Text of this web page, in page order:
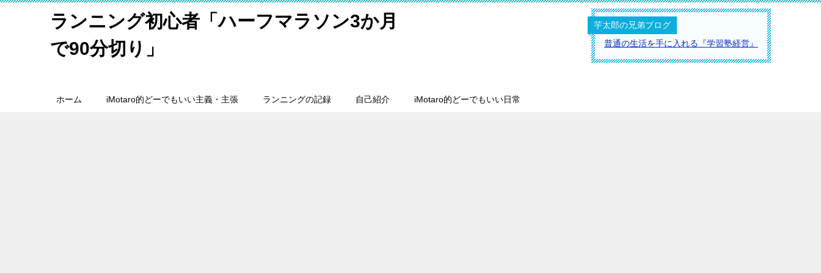
ランニング初心者「ハーフマラソン3か月
で90分切り」
芋太郎の兄弟ブログ
普通の生活を手に入れる『学習塾経営』
ホーム iMotaro的どーでもいい主義・主張 ランニングの記録 自己紹介 iMotaro的どーでもいい日常